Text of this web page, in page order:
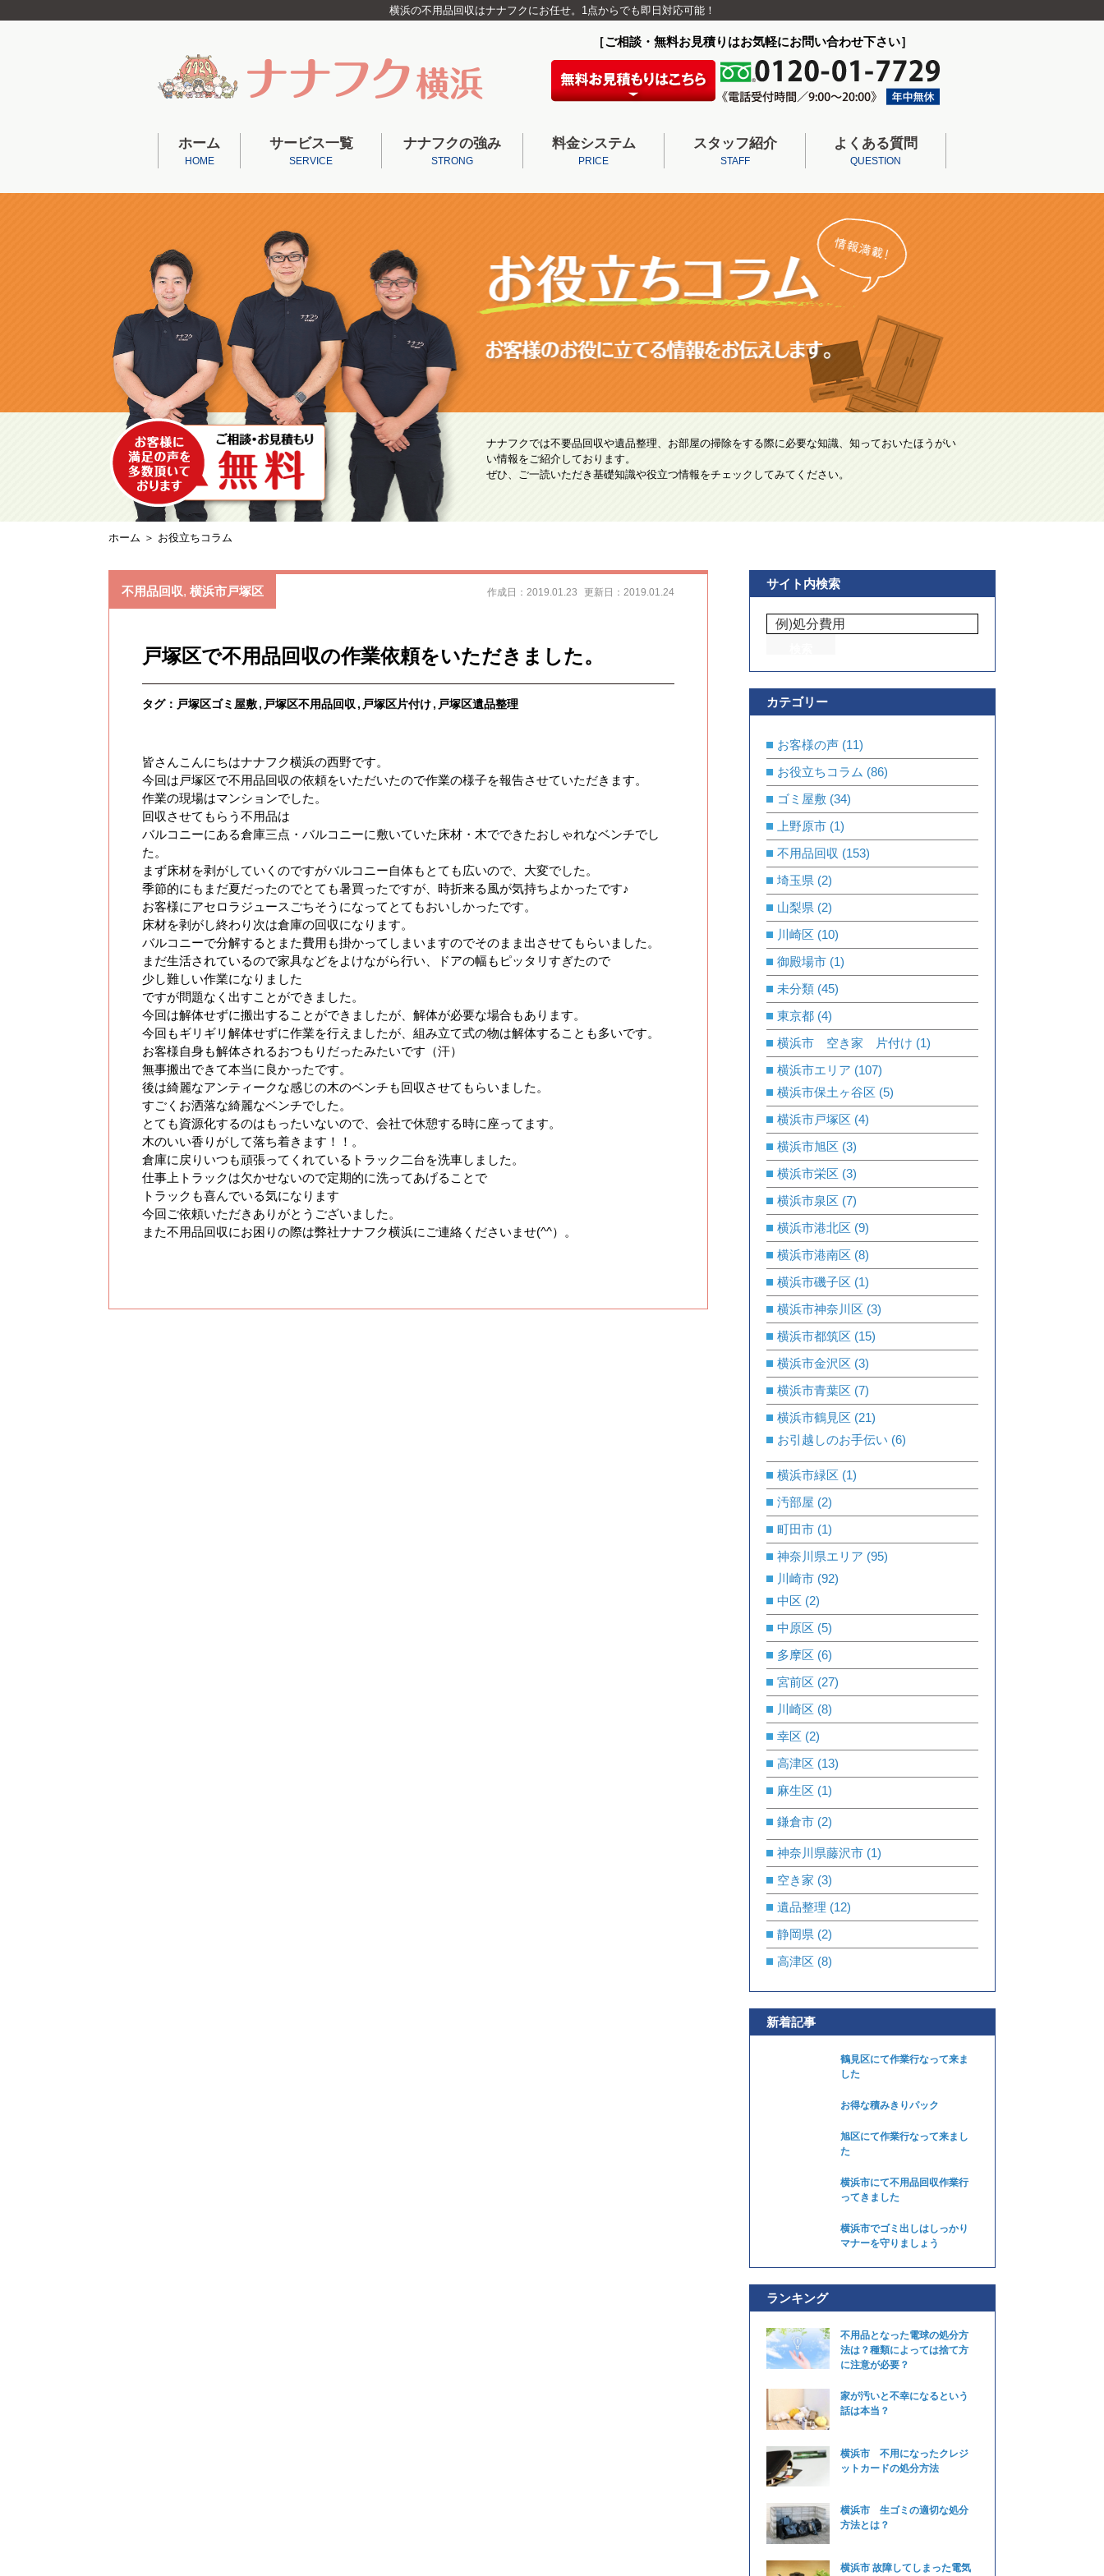
横浜の不用品回収はナナフクにお任せ。1点からでも即日対応可能！
［ご相談・無料お見積りはお気軽にお問い合わせ下さい］
ホーム
HOME
サービス一覧
SERVICE
ナナフクの強み
STRONG
料金システム
PRICE
スタッフ紹介
STAFF
よくある質問
QUESTION
ナナフクでは不要品回収や遺品整理、お部屋の掃除をする際に必要な知識、知っておいたほうがい
い情報をご紹介しております。
ぜひ、ご一読いただき基礎知識や役立つ情報をチェックしてみてください。
ホーム ＞ お役立ちコラム
不用品回収, 横浜市戸塚区 作成日：2019.01.23 更新日：2019.01.24
戸塚区で不用品回収の作業依頼をいただきました。
タグ： 戸塚区ゴミ屋敷 戸塚区不用品回収 戸塚区片付け 戸塚区遺品整理
皆さんこんにちはナナフク横浜の西野です。
今回は戸塚区で不用品回収の依頼をいただいたので作業の様子を報告させていただきます。
作業の現場はマンションでした。
回収させてもらう不用品は
バルコニーにある倉庫三点・バルコニーに敷いていた床材・木でできたおしゃれなベンチでし
た。
まず床材を剥がしていくのですがバルコニー自体もとても広いので、大変でした。
季節的にもまだ夏だったのでとても暑買ったですが、時折来る風が気持ちよかったです♪
お客様にアセロラジュースごちそうになってとてもおいしかったです。
床材を剥がし終わり次は倉庫の回収になります。
バルコニーで分解するとまた費用も掛かってしまいますのでそのまま出させてもらいました。
まだ生活されているので家具などをよけながら行い、ドアの幅もピッタリすぎたので
少し難しい作業になりました
ですが問題なく出すことができました。
今回は解体せずに搬出することができましたが、解体が必要な場合もあります。
今回もギリギリ解体せずに作業を行えましたが、組み立て式の物は解体することも多いです。
お客様自身も解体されるおつもりだったみたいです（汗）
無事搬出できて本当に良かったです。
後は綺麗なアンティークな感じの木のベンチも回収させてもらいました。
すごくお洒落な綺麗なベンチでした。
とても資源化するのはもったいないので、会社で休憩する時に座ってます。
木のいい香りがして落ち着きます！！。
倉庫に戻りいつも頑張ってくれているトラック二台を洗車しました。
仕事上トラックは欠かせないので定期的に洗ってあげることで
トラックも喜んでいる気になります
今回ご依頼いただきありがとうございました。
また不用品回収にお困りの際は弊社ナナフク横浜にご連絡くださいませ(^^）。
サイト内検索
カテゴリー
お客様の声 (11)
お役立ちコラム (86)
ゴミ屋敷 (34)
上野原市 (1)
不用品回収 (153)
埼玉県 (2)
山梨県 (2)
川崎区 (10)
御殿場市 (1)
未分類 (45)
東京都 (4)
横浜市 空き家 片付け (1)
横浜市エリア (107)
横浜市保土ヶ谷区 (5)
横浜市戸塚区 (4)
横浜市旭区 (3)
横浜市栄区 (3)
横浜市泉区 (7)
横浜市港北区 (9)
横浜市港南区 (8)
横浜市磯子区 (1)
横浜市神奈川区 (3)
横浜市都筑区 (15)
横浜市金沢区 (3)
横浜市青葉区 (7)
横浜市鶴見区 (21)
お引越しのお手伝い (6)
横浜市緑区 (1)
汚部屋 (2)
町田市 (1)
神奈川県エリア (95)
川崎市 (92)
中区 (2)
中原区 (5)
多摩区 (6)
宮前区 (27)
川崎区 (8)
幸区 (2)
高津区 (13)
麻生区 (1)
鎌倉市 (2)
神奈川県藤沢市 (1)
空き家 (3)
遺品整理 (12)
静岡県 (2)
高津区 (8)
新着記事
鶴見区にて作業行なって来ま
した
お得な積みきりパック
旭区にて作業行なって来まし
た
横浜市にて不用品回収作業行
ってきました
横浜市でゴミ出しはしっかり
マナーを守りましょう
ランキング
不用品となった電球の処分方
法は？種類によっては捨て方
に注意が必要？
家が汚いと不幸になるという
話は本当？
横浜市 不用になったクレジ
ットカードの処分方法
横浜市 生ゴミの適切な処分
方法とは？
横浜市 故障してしまった電気